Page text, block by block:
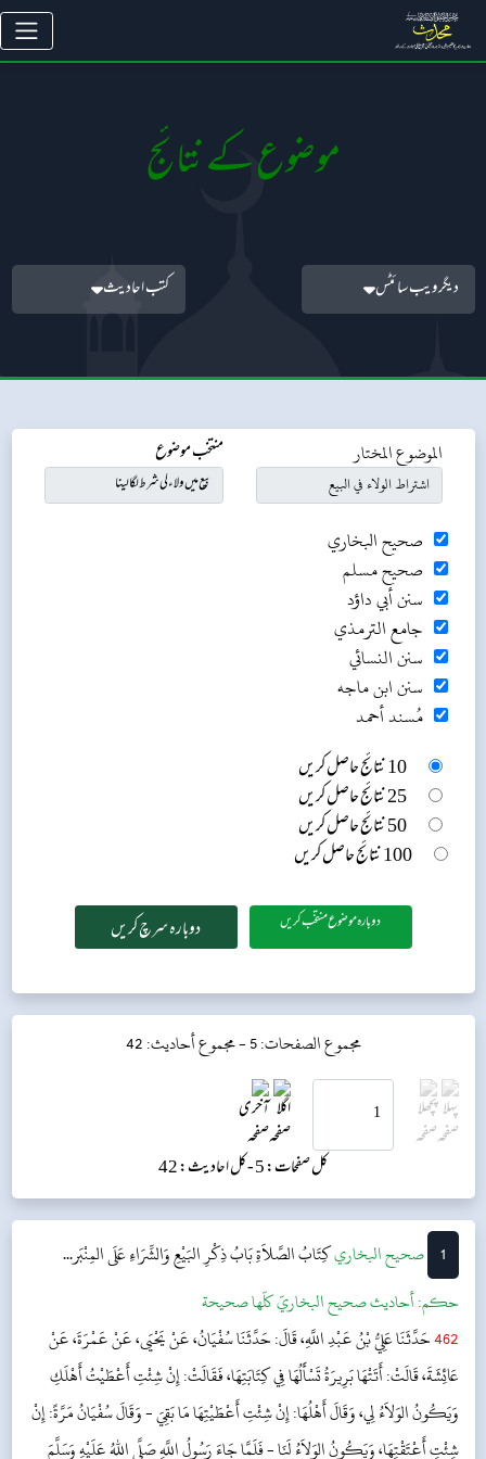
موضوع کے نتائج
دیگر ویب سائٹس کتب احادیث
الموضوع المختار منتخب موضوع
صحيح البخاري
صحيح مسلم
سنن أبي داؤد
جامع الترمذي
سنن النسائي
سنن ابن ماجه
مُسند أحمد
10 نتائج حاصل کریں
25 نتائج حاصل کریں
50 نتائج حاصل کریں
100 نتائج حاصل کریں
دوبارہ موضوع منتخب کریں
مجموع الصفحات: 5 - مجموع أحاديث: 42
کل صفحات: 5 - کل احادیث: 42
1 ‌‌صحيح البخاريكِتَابُ الصَّلاَةِبَابُ ذِكْرِ البَيْعِ وَالشِّرَاءِ عَلَى المِنْبَر...
حکم:أحاديث صحيح البخاريّ كلّها صحيحة
462حَدَّثَنَا عَلِيُّ بْنُ عَبْدِ اللَّهِ، قَالَ: حَدَّثَنَا سُفْيَانُ، عَنْ يَحْيَى، عَنْ عَمْرَةَ، عَنْ
عَائِشَةَ، قَالَتْ: أَتَتْهَا بَرِيرَةُ تَسْأَلُهَا فِي كِتَابَتِهَا، فَقَالَتْ: إِنْ شِئْتِ أَعْطَيْتُ أَهْلَكِ
وَيَكُونُ الوَلاَءُ لِي، وَقَالَ أَهْلُهَا: إِنْ شِئْتِ أَعْطَيْتِهَا مَا بَقِيَ - وَقَالَ سُفْيَانُ مَرَّةً: إِنْ
شِئْتِ أَعْتَقْتِهَا، وَيَكُونُ الوَلاَءُ لَنَا - فَلَمَّا جَاءَ رَسُولُ اللَّهِ صَلَّى اللهُ عَلَيْهِ وَسَلَّمَ